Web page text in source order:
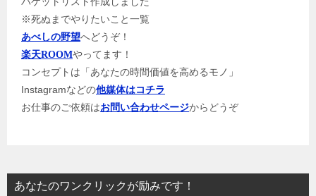
※死ぬまでやりたいこと一覧
あべしの野望へどうぞ！
楽天ROOMやってます！
コンセプトは「あなたの時間価値を高めるモノ」
Instagramなどの他媒体はコチラ
お仕事のご依頼はお問い合わせページからどうぞ
あなたのワンクリックが励みです！